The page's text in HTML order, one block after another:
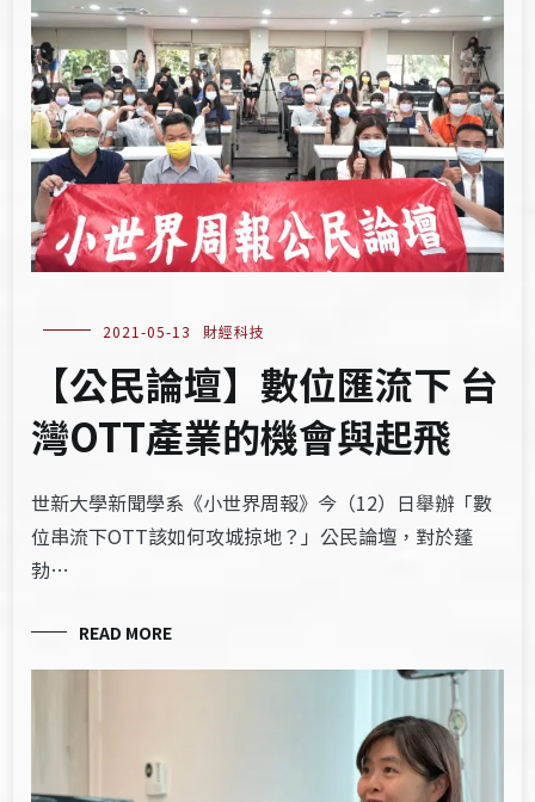
2021-05-13 財經科技
【公民論壇】數位匯流下 台
灣OTT產業的機會與起飛
世新大學新聞學系《小世界周報》今（12）日舉辦「數
位串流下OTT該如何攻城掠地？」公民論壇，對於蓬
勃…
READ MORE